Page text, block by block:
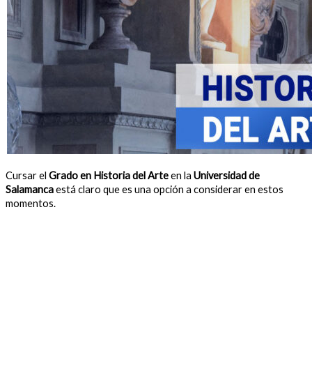
Cursar el Grado en Historia del Arteen la Universidad de
Salamancaestá claro que es una opción a considerar en estos
momentos.